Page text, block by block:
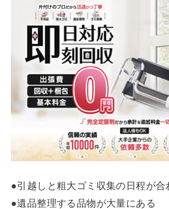
●引越しと粗大ゴミ収集の日程が合
●遺品整理する品物が大量にある